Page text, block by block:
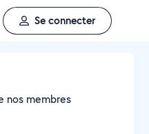
Se connecter
nos membres